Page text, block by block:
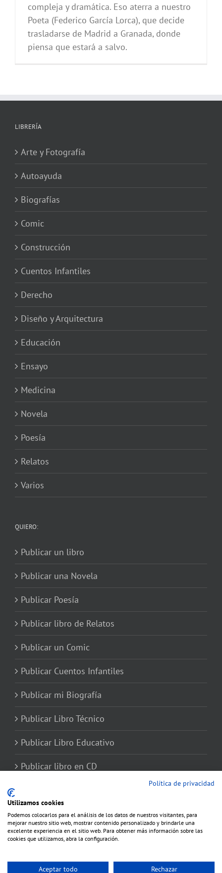
compleja y dramática. Eso aterra a nuestro
Poeta (Federico García Lorca), que decide
trasladarse de Madrid a Granada, donde
piensa que estará a salvo.
LIBRERÍA
Arte y Fotografía
Autoayuda
Biografías
Comic
Construcción
Cuentos Infantiles
Derecho
Diseño y Arquitectura
Educación
Ensayo
Medicina
Novela
Poesía
Relatos
Varios
QUIERO:
Publicar un libro
Publicar una Novela
Publicar Poesía
Publicar libro de Relatos
Publicar un Comic
Publicar Cuentos Infantiles
Publicar mi Biografía
Publicar Libro Técnico
Publicar Libro Educativo
Publicar libro en CD
Política de privacidad
Utilizamos cookies
Podemos colocarlos para el análisis de los datos de nuestros visitantes, para
mejorar nuestro sitio web, mostrar contenido personalizado y brindarle una
excelente experiencia en el sitio web. Para obtener más información sobre las
cookies que utilizamos, abra la configuración.
Aceptar todo Rechazar